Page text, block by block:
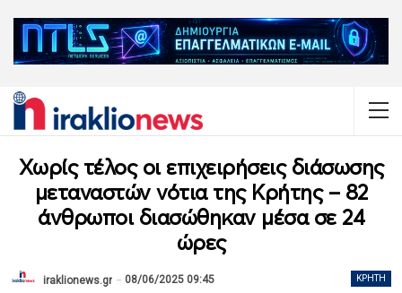
Χωρίς τέλος οι επιχειρήσεις διάσωσης
μεταναστών νότια της Κρήτης – 82
άνθρωποι διασώθηκαν μέσα σε 24
ώρες
ΚΡΉΤΗ
iraklionews.gr 08/06/2025 09:45